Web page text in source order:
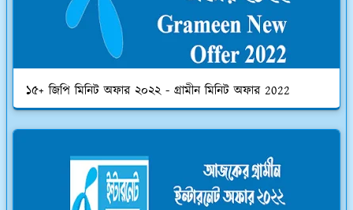
১৫+ জিপি মিনিট অফার ২০২২ - গ্রামীন মিনিট অফার 2022